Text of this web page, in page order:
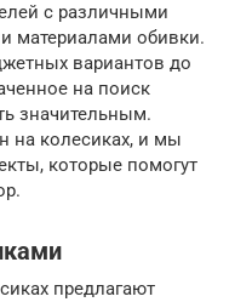
с различными
материалами обивки.
вариантов до
на поиск
значительным.
на колесиках, и мы
которые помогут
предлагают